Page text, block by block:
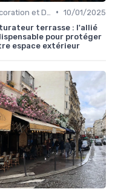
• 10/01/2025
terrasse : l'allié
pour protéger
espace extérieur